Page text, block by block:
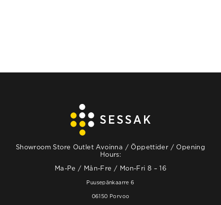
Showroom Store Outlet Avoinna / Öppettider / Opening
Hours:
Ma-Pe / Mån-Fre / Mon-Fri 8 – 16
Puusepänkaarre 6
06150 Porvoo